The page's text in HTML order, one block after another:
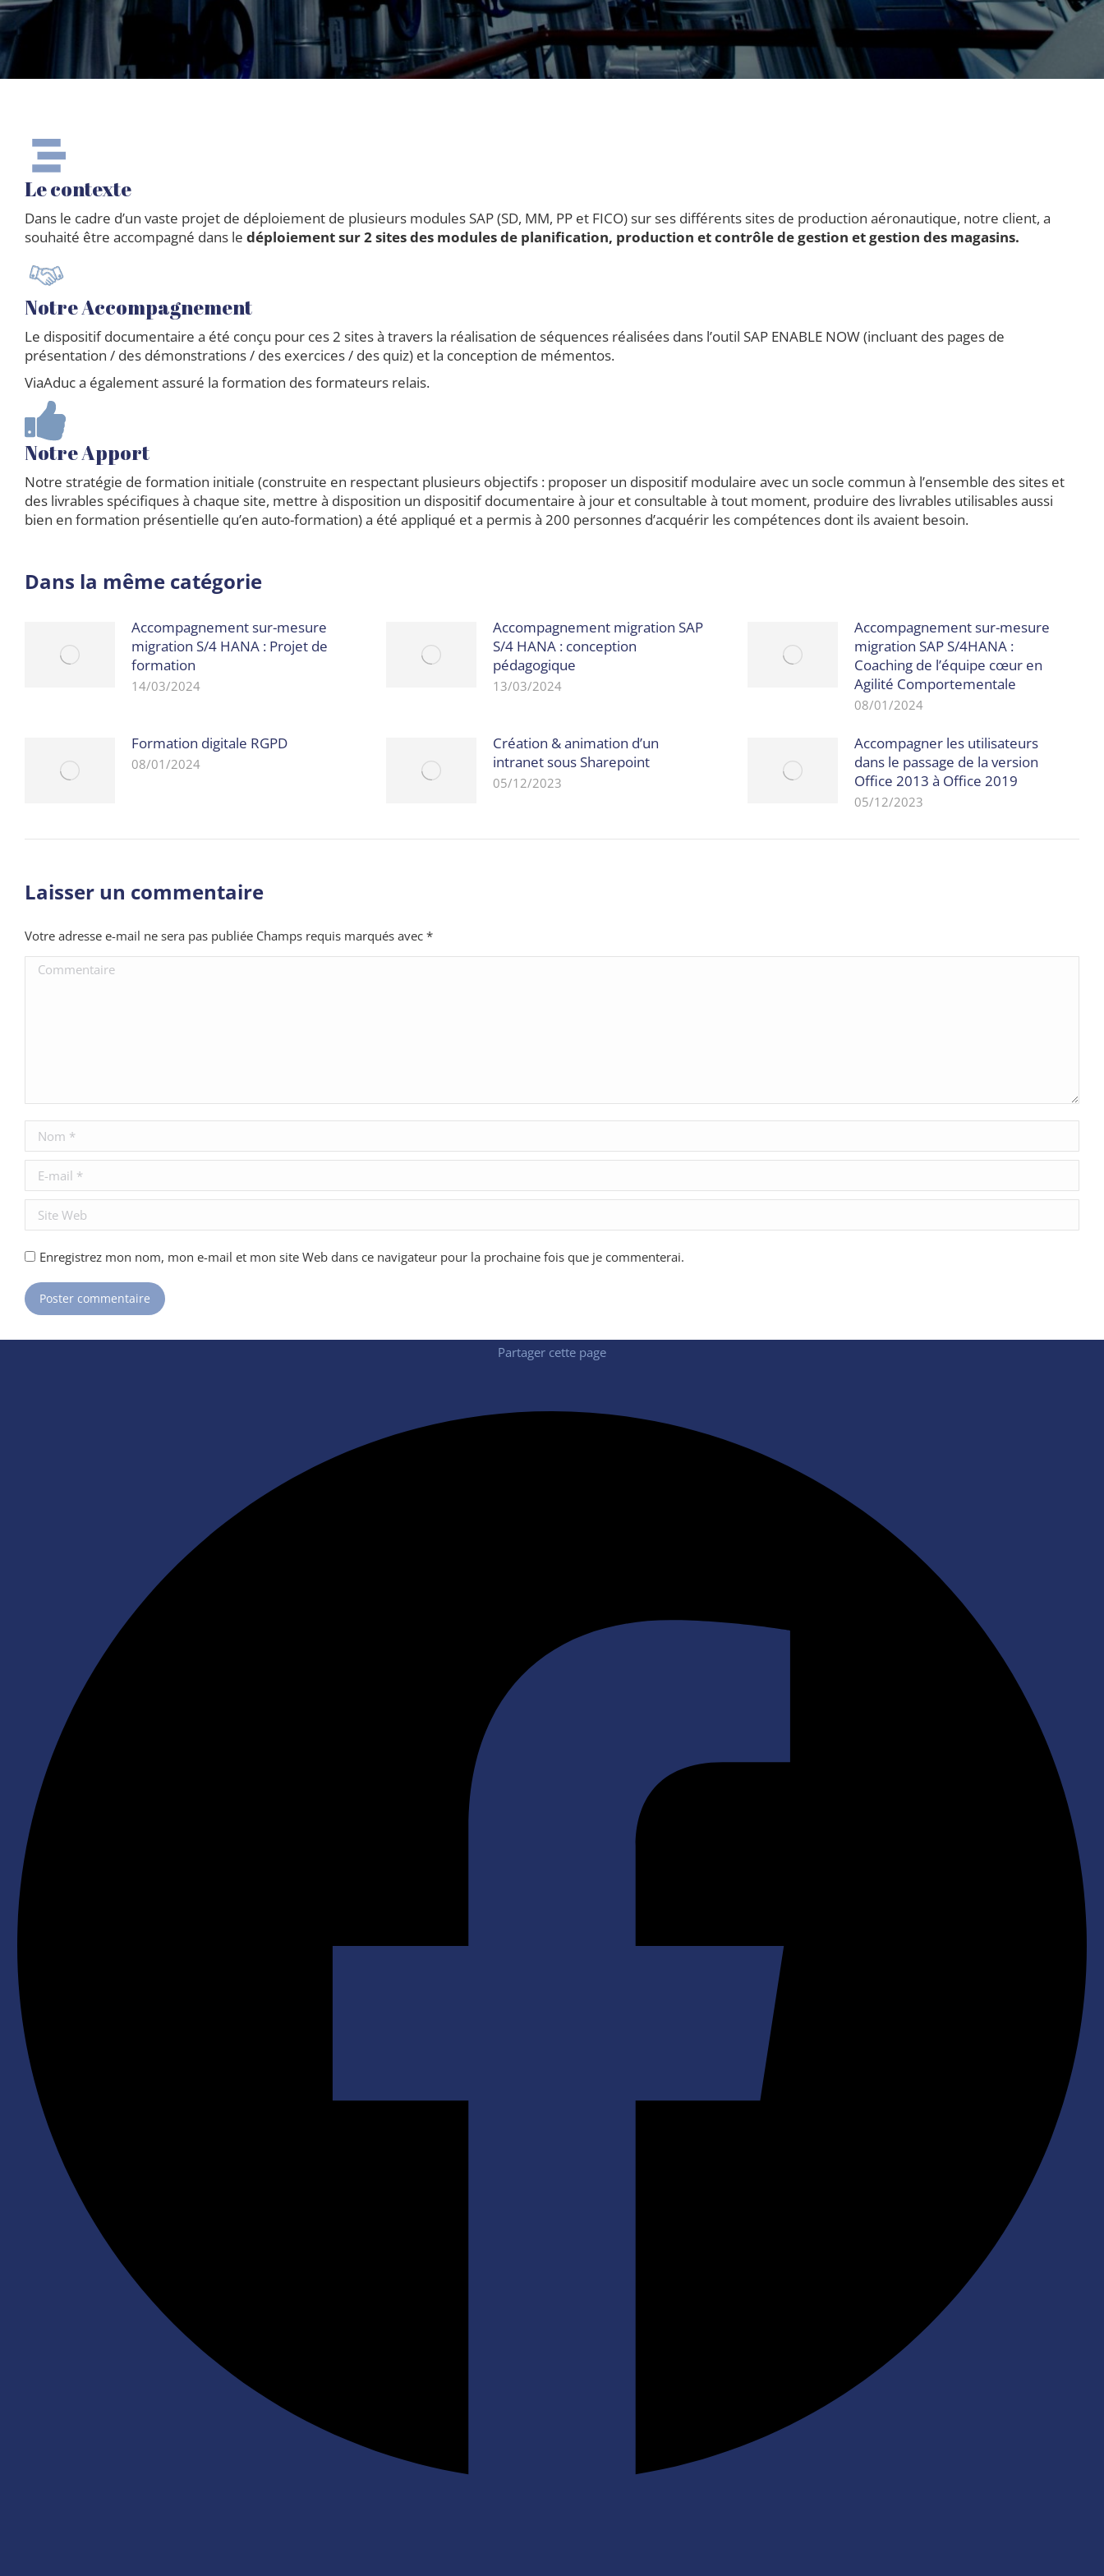
Le contexte
Dans le cadre d’un vaste projet de déploiement de plusieurs modules SAP (SD, MM, PP et FICO) sur ses différents sites de production aéronautique, notre client, a
souhaité être accompagné dans le déploiement sur 2 sites des modules de planification, production et contrôle de gestion et gestion des magasins.
Notre Accompagnement
Le dispositif documentaire a été conçu pour ces 2 sites à travers la réalisation de séquences réalisées dans l’outil SAP ENABLE NOW (incluant des pages de
présentation / des démonstrations / des exercices / des quiz) et la conception de mémentos.
ViaAduc a également assuré la formation des formateurs relais.
Notre Apport
Notre stratégie de formation initiale (construite en respectant plusieurs objectifs : proposer un dispositif modulaire avec un socle commun à l’ensemble des sites et
des livrables spécifiques à chaque site, mettre à disposition un dispositif documentaire à jour et consultable à tout moment, produire des livrables utilisables aussi
bien en formation présentielle qu’en auto-formation) a été appliqué et a permis à 200 personnes d’acquérir les compétences dont ils avaient besoin.
Dans la même catégorie
Accompagnement sur-mesure
migration S/4 HANA : Projet de
formation
14/03/2024
Accompagnement migration SAP
S/4 HANA : conception
pédagogique
13/03/2024
Accompagnement sur-mesure
migration SAP S/4HANA :
Coaching de l’équipe cœur en
Agilité Comportementale
08/01/2024
Formation digitale RGPD
08/01/2024
Création & animation d’un
intranet sous Sharepoint
05/12/2023
Accompagner les utilisateurs
dans le passage de la version
Office 2013 à Office 2019
05/12/2023
Laisser un commentaire
Votre adresse e-mail ne sera pas publiée Champs requis marqués avec *
Commentaire
Nom *
E-mail *
Site Web
Enregistrez mon nom, mon e-mail et mon site Web dans ce navigateur pour la prochaine fois que je commenterai.
Poster commentaire
Partager cette page